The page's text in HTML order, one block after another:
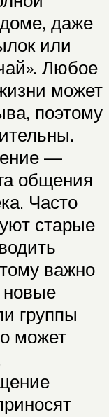
даже
или
Любое
может
поэтому
—
общения
Часто
старые
важно
новые
группы
может